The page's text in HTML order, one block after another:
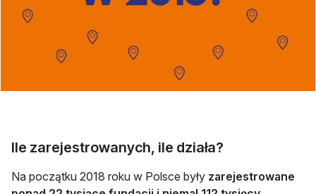
Ile zarejestrowanych, ile działa?
Na początku 2018 roku w Polsce były zarejestrowane